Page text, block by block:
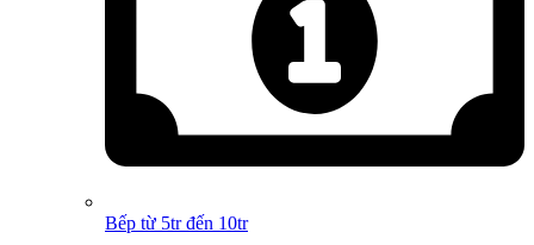
Bếp từ 5tr đến 10tr